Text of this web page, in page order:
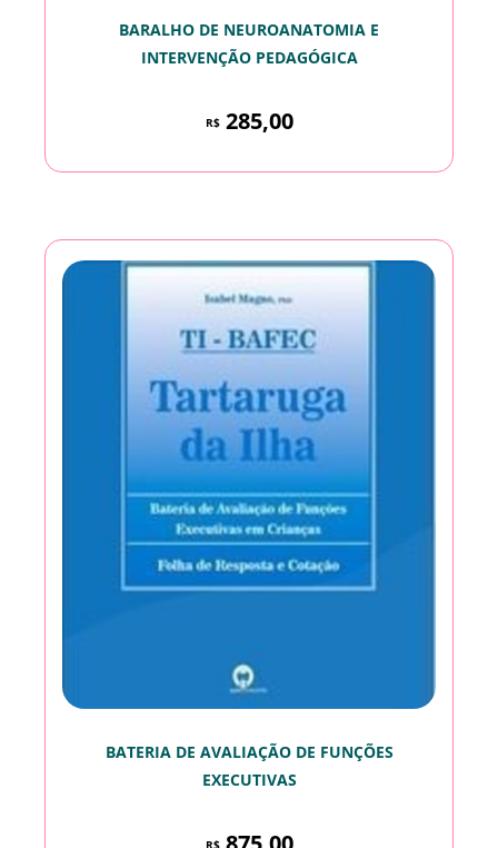
BARALHO DE NEUROANATOMIA E
INTERVENÇÃO PEDAGÓGICA
R$285,00
BATERIA DE AVALIAÇÃO DE FUNÇÕES
EXECUTIVAS